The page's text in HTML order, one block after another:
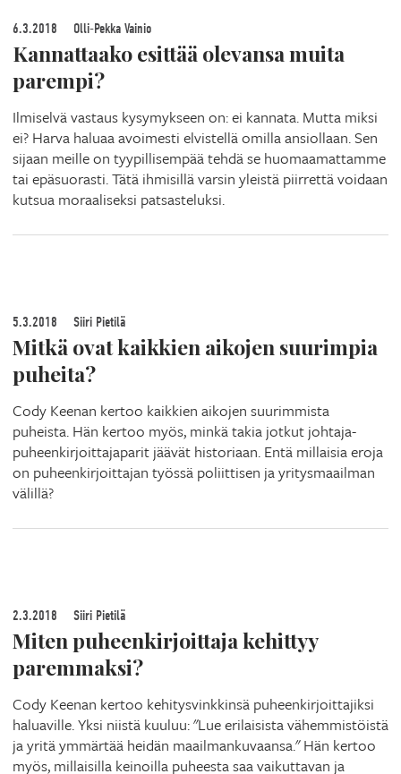
6.3.2018 Olli-Pekka Vainio
Kannattaako esittää olevansa muita
parempi?
Ilmiselvä vastaus kysymykseen on: ei kannata. Mutta miksi
ei? Harva haluaa avoimesti elvistellä omilla ansiollaan. Sen
sijaan meille on tyypillisempää tehdä se huomaamattamme
tai epäsuorasti. Tätä ihmisillä varsin yleistä piirrettä voidaan
kutsua moraaliseksi patsasteluksi.
5.3.2018 Siiri Pietilä
Mitkä ovat kaikkien aikojen suurimpia
puheita?
Cody Keenan kertoo kaikkien aikojen suurimmista
puheista. Hän kertoo myös, minkä takia jotkut johtaja-
puheenkirjoittajaparit jäävät historiaan. Entä millaisia eroja
on puheenkirjoittajan työssä poliittisen ja yritysmaailman
välillä?
2.3.2018 Siiri Pietilä
Miten puheenkirjoittaja kehittyy
paremmaksi?
Cody Keenan kertoo kehitysvinkkinsä puheenkirjoittajiksi
haluaville. Yksi niistä kuuluu: "Lue erilaisista vähemmistöistä
ja yritä ymmärtää heidän maailmankuvaansa." Hän kertoo
myös, millaisilla keinoilla puheesta saa vaikuttavan ja